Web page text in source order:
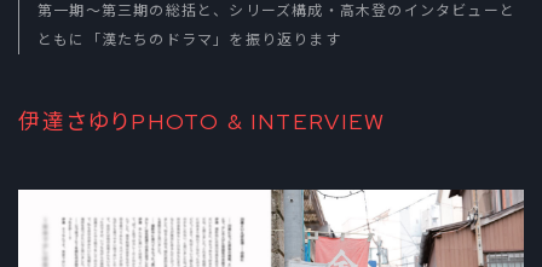
第一期～第三期の総括と、シリーズ構成・高木登のインタビューと
ともに「漢たちのドラマ」を振り返ります
伊達さゆりPHOTO & INTERVIEW